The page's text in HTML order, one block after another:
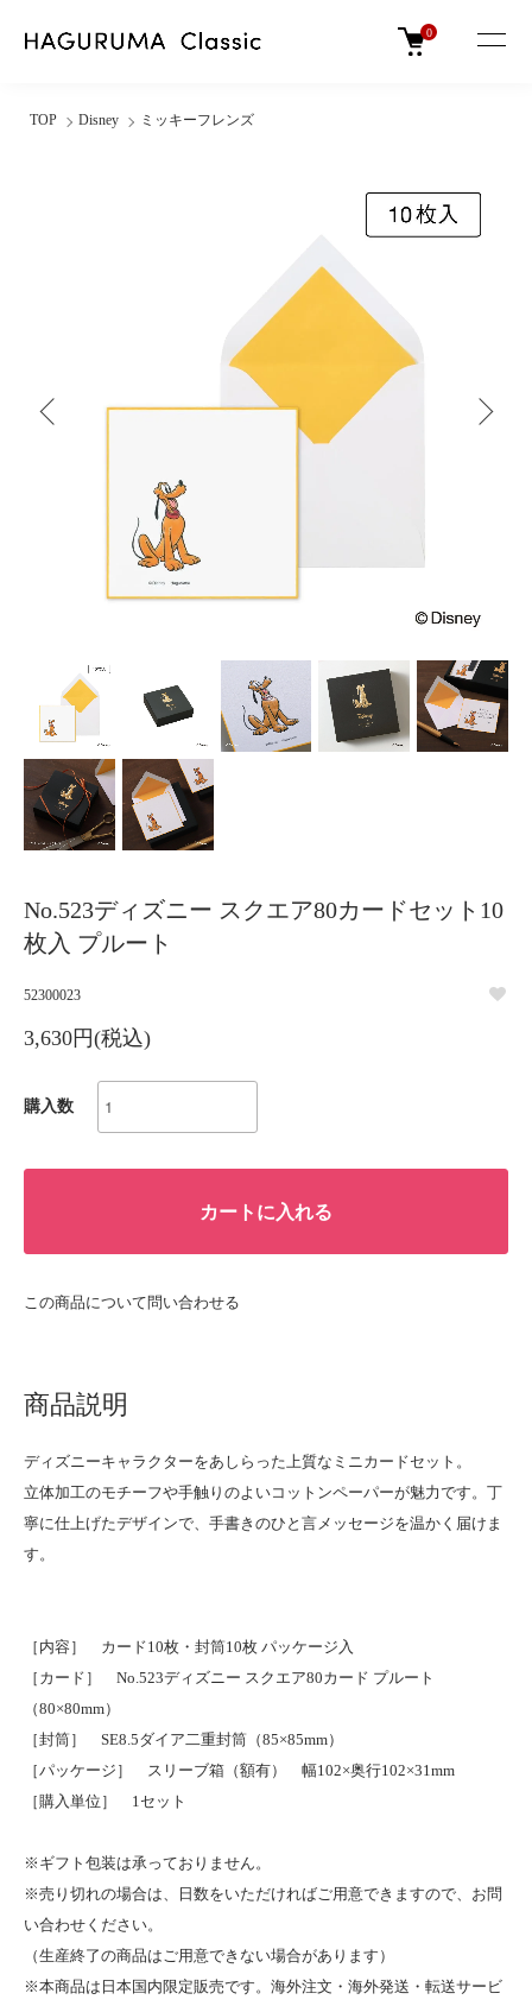
0
TOP Disney ミッキーフレンズ
No.523ディズニー スクエア80カードセット10
枚入 プルート
52300023
3,630円(税込)
購入数
カートに入れる
この商品について問い合わせる
商品説明
ディズニーキャラクターをあしらった上質なミニカードセット。
立体加工のモチーフや手触りのよいコットンペーパーが魅力です。丁
寧に仕上げたデザインで、手書きのひと言メッセージを温かく届けま
す。
［内容］ カード10枚・封筒10枚 パッケージ入
［カード］ No.523ディズニー スクエア80カード プルート
（80×80mm）
［封筒］ SE8.5ダイア二重封筒（85×85mm）
［パッケージ］ スリーブ箱（額有） 幅102×奥行102×31mm
［購入単位］ 1セット
※ギフト包装は承っておりません。
※売り切れの場合は、日数をいただければご用意できますので、お問
い合わせください。
（生産終了の商品はご用意できない場合があります）
※本商品は日本国内限定販売です。海外注文・海外発送・転送サービ